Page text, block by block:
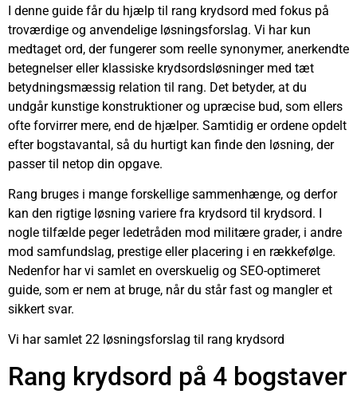
I denne guide får du hjælp til rang krydsord med fokus på
troværdige og anvendelige løsningsforslag. Vi har kun
medtaget ord, der fungerer som reelle synonymer, anerkendte
betegnelser eller klassiske krydsordsløsninger med tæt
betydningsmæssig relation til rang. Det betyder, at du
undgår kunstige konstruktioner og upræcise bud, som ellers
ofte forvirrer mere, end de hjælper. Samtidig er ordene opdelt
efter bogstavantal, så du hurtigt kan finde den løsning, der
passer til netop din opgave.
Rang bruges i mange forskellige sammenhænge, og derfor
kan den rigtige løsning variere fra krydsord til krydsord. I
nogle tilfælde peger ledetråden mod militære grader, i andre
mod samfundslag, prestige eller placering i en rækkefølge.
Nedenfor har vi samlet en overskuelig og SEO-optimeret
guide, som er nem at bruge, når du står fast og mangler et
sikkert svar.
Vi har samlet 22 løsningsforslag til rang krydsord
Rang krydsord på 4 bogstaver